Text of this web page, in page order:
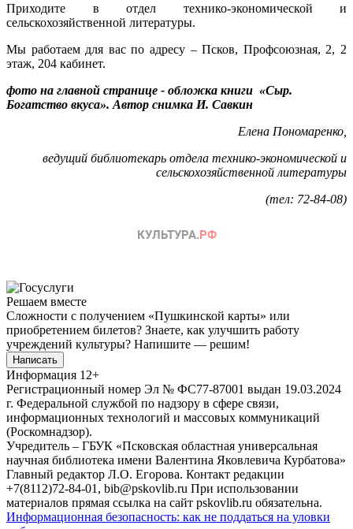
Приходите в отдел технико-экономической и
сельскохозяйственной литературы.
Мы работаем для вас по адресу – Псков, Профсоюзная, 2, 2
этаж, 204 кабинет.
фото на главной странице - обложка книги «Сыр.
Богатство вкуса». Автор снимка И. Савкин
Елена Пономаренко,
ведущий библиотекарь отдела технико-экономической и
сельскохозяйственной литературы
(тел: 72-84-08)
Решаем вместе
Сложности с получением «Пушкинской карты» или
приобретением билетов? Знаете, как улучшить работу
учреждений культуры? Напишите — решим!
Написать
Информация 12+
Регистрационный номер Эл № ФС77-87001 выдан 19.03.2024
г. Федеральной службой по надзору в сфере связи,
информационных технологий и массовых коммуникаций
(Роскомнадзор).
Учредитель – ГБУК «Псковская областная универсальная
научная библиотека имени Валентина Яковлевича Курбатова»
Главный редактор Л.О. Егорова. Контакт редакции
+7(8112)72-84-01, bib@pskovlib.ru При использовании
материалов прямая ссылка на сайт pskovlib.ru обязательна.
Информационная безопасность: как не поддаться на уловки